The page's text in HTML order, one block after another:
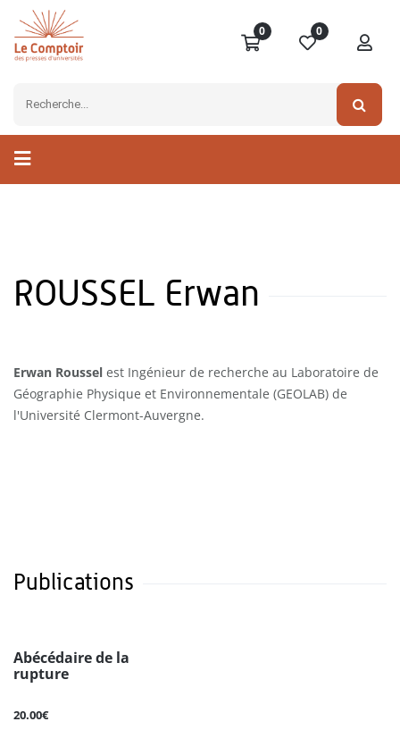
0 0
ROUSSEL Erwan
Erwan Roussel est Ingénieur de recherche au Laboratoire de
Géographie Physique et Environnementale (GEOLAB) de
l'Université Clermont-Auvergne.
Publications
Abécédaire de la
rupture
20.00€